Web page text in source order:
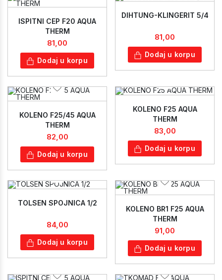
ISPITNI CEP F20 AQUA
THERM
81,00
Dodaj u korpu
DIHTUNG-KLINGERIT 5/4
81,00
Dodaj u korpu
KOLENO F25/45 AQUA
THERM
82,00
Dodaj u korpu
KOLENO F25 AQUA
THERM
83,00
Dodaj u korpu
TOLSEN SPOJNICA 1/2
84,00
Dodaj u korpu
KOLENO BR1 F25 AQUA
THERM
91,00
Dodaj u korpu